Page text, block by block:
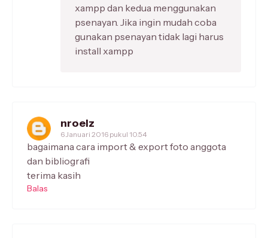
xampp dan kedua menggunakan
psenayan. Jika ingin mudah coba
gunakan psenayan tidak lagi harus
install xampp
nroelz
6 Januari 2016 pukul 10.54
bagaimana cara import & export foto anggota
dan bibliografi
terima kasih
Balas